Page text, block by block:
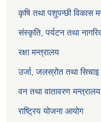
कृषि तथा पशुपन्छी विकास
संस्कृति, पर्यटन तथा
रक्षा मन्त्रालय
उर्जा, जलस्रोत तथा सिचाइ
वन तथा वातावरण मन्त्रालय
राष्ट्रिय योजना आयोग